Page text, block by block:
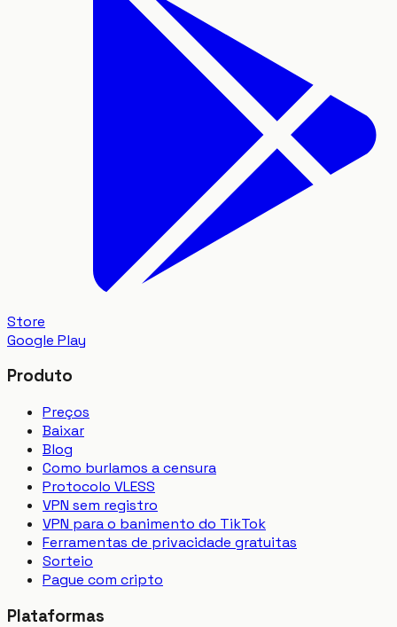
Store
Google Play
Produto
Preços
Baixar
Blog
Como burlamos a censura
Protocolo VLESS
VPN sem registro
VPN para o banimento do TikTok
Ferramentas de privacidade gratuitas
Sorteio
Pague com cripto
Plataformas